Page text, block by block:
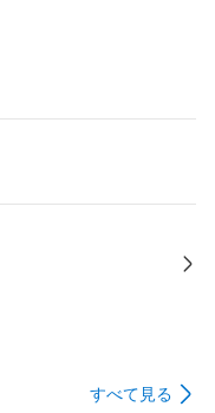
すべて見る